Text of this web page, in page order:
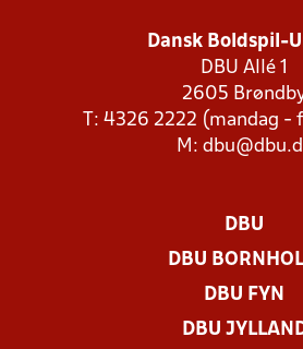
Dansk Boldspil-
DBU Allé 1
2605
T: 4326 2222 (mandag -
M:
DBU
DBU
DBU FYN
DBU